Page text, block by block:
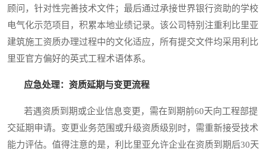
顾问，针对性完善技术文件；最后通过承接世界银行资助的学校
电气化示范项目，积累本地业绩记录。该公司特别注重利比里亚
建筑施工资质办理过程中的文化适应，所有提交文件均采用利比
里亚官方偏好的英式工程术语体系。
应急处理：资质延期与变更流程
若遇资质到期或企业信息变更，需在到期前60天向工程部提
交延期申请。变更业务范围或升级资质级别时，需重新接受技术
能力评估。值得注意的是，利比里亚允许企业在资质到期后30天